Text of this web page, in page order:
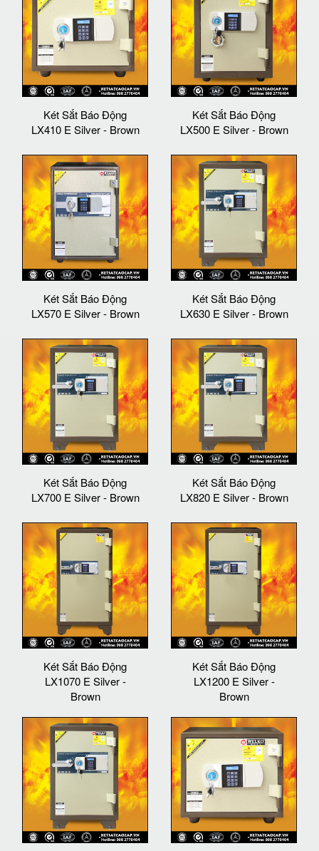
Két Sắt Báo Động
LX410 E Silver - Brown
Két Sắt Báo Động
LX500 E Silver - Brown
Két Sắt Báo Động
LX570 E Silver - Brown
Két Sắt Báo Động
LX630 E Silver - Brown
Két Sắt Báo Động
LX700 E Silver - Brown
Két Sắt Báo Động
LX820 E Silver - Brown
Két Sắt Báo Động
LX1070 E Silver -
Brown
Két Sắt Báo Động
LX1200 E Silver -
Brown